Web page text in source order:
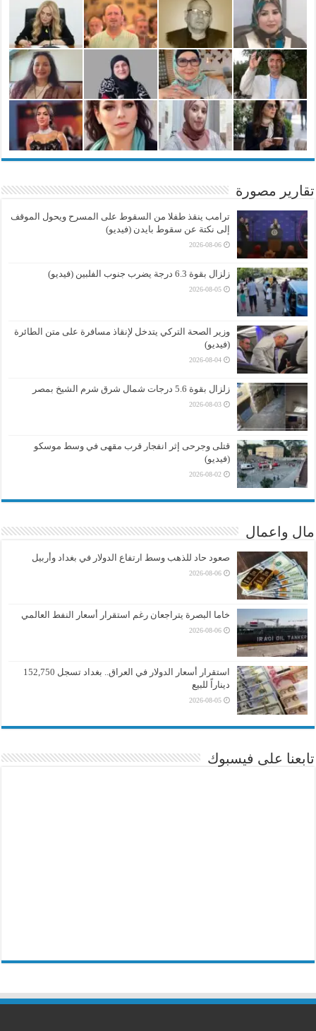
تقارير مصورة
ترامب ينقذ طفلا من السقوط على المسرح ويحول الموقف
إلى نكتة عن سقوط بايدن (فيديو)
2026-08-06
زلزال بقوة 6.3 درجة يضرب جنوب الفلبين (فيديو)
2026-08-05
وزير الصحة التركي يتدخل لإنقاذ مسافرة على متن الطائرة
(فيديو)
2026-08-04
زلزال بقوة 5.6 درجات شمال شرق شرم الشيخ بمصر
2026-08-03
قتلى وجرحى إثر انفجار قرب مقهى في وسط موسكو
(فيديو)
2026-08-02
مال واعمال
صعود حاد للذهب وسط ارتفاع الدولار في بغداد وأربيل
2026-08-06
خاما البصرة يتراجعان رغم استقرار أسعار النفط العالمي
2026-08-06
استقرار أسعار الدولار في العراق.. بغداد تسجل 152,750
ديناراً للبيع
2026-08-05
تابعنا على فيسبوك